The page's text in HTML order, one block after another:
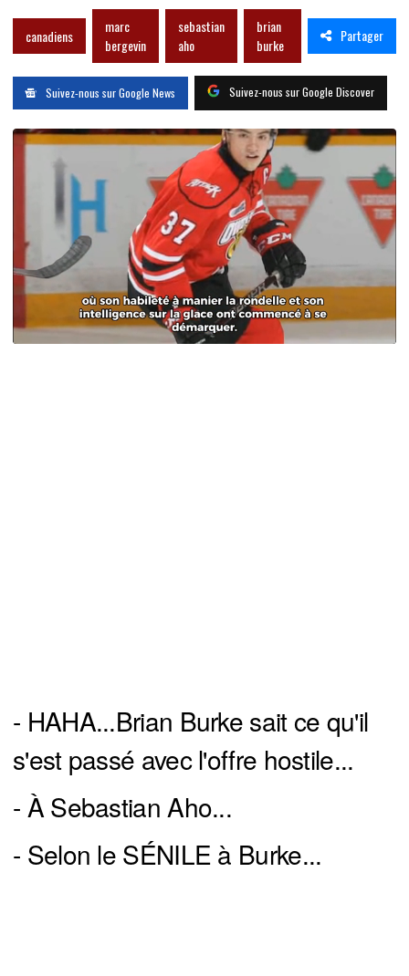
canadiens
marc
bergevin
sebastian
aho
brian
burke
Partager
Suivez-nous sur Google News Suivez-nous sur Google Discover
- HAHA...Brian Burke sait ce qu'il
s'est passé avec l'offre hostile...
- À Sebastian Aho...
- Selon le SÉNILE à Burke...